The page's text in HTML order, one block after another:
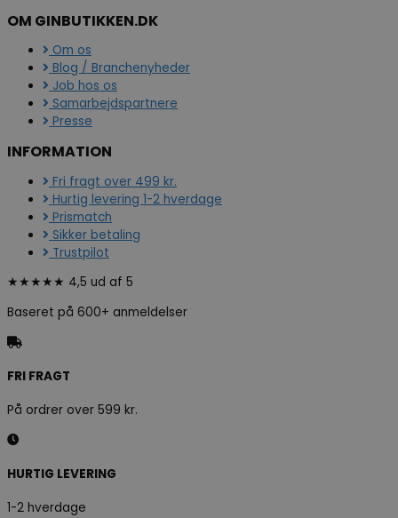
OM GINBUTIKKEN.DK
Om os
Blog / Branchenyheder
Job hos os
Samarbejdspartnere
Presse
INFORMATION
Fri fragt over 499 kr.
Hurtig levering 1-2 hverdage
Prismatch
Sikker betaling
Trustpilot
★★★★★ 4,5 ud af 5
Baseret på 600+ anmeldelser
FRI FRAGT
På ordrer over 599 kr.
HURTIG LEVERING
1-2 hverdage